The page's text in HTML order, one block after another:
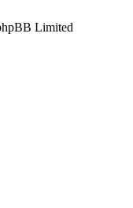
Limited